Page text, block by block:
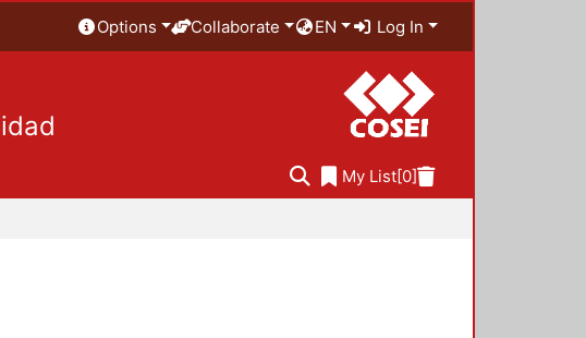
Options Collaborate EN Log In
My List[0]